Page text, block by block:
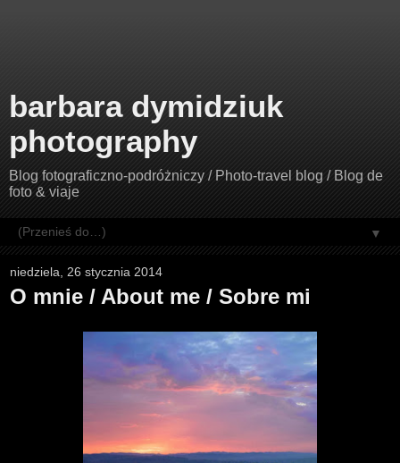
barbara dymidziuk
photography
Blog fotograficzno-podróżniczy / Photo-travel blog / Blog de
foto & viaje
▼
niedziela, 26 stycznia 2014
O mnie / About me / Sobre mi